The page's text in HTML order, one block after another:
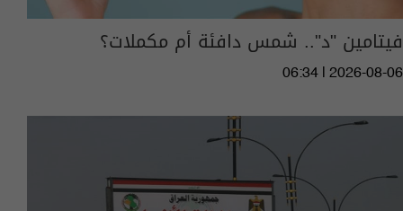
فيتامين "د".. شمس دافئة أم مكملات؟
06:34 | 2026-08-06